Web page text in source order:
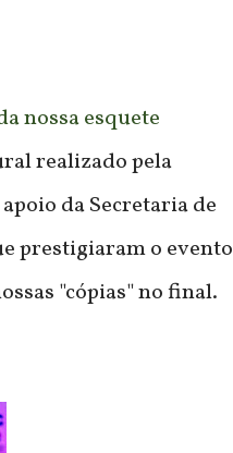
nossa esquete
realizado pela
da Secretaria de
prestigiaram o evento
"cópias" no final.